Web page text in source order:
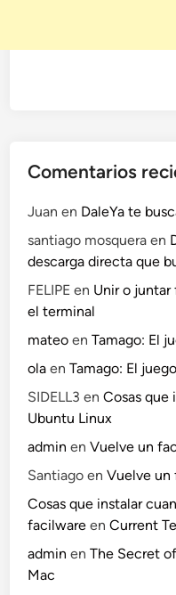
Comentarios
Juan en DaleYa te
santiago mosquera en
descarga directa que
FELIPE en Unir o juntar
el terminal
mateo enTamago: El
ola enTamago: El
SIDELL3 enCosas que
Ubuntu Linux
admin enVuelve un
Santiago enVuelve un
Cosas que instalar
facilware enCurrent
admin enThe Secret
Mac